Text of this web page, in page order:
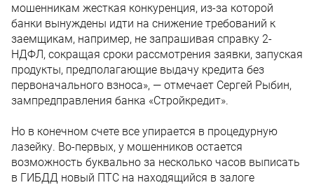
мошенникам жесткая конкуренция, из-за которой
банки вынуждены идти на снижение требований к
заемщикам, например, не запрашивая справку 2-
НДФЛ, сокращая сроки рассмотрения заявки, запуская
продукты, предполагающие выдачу кредита без
первоначального взноса», — отмечает Сергей Рыбин,
зампредправления банка «Стройкредит».
Но в конечном счете все упирается в процедурную
лазейку. Во-первых, у мошенников остается
возможность буквально за несколько часов выписать
в ГИБДД новый ПТС на находящийся в залоге